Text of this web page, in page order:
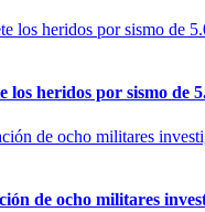
los heridos por sismo de
de ocho militares